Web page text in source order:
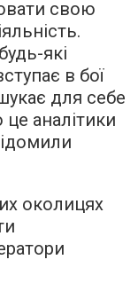
свою
які
в бої
для себе
аналітики
околицях